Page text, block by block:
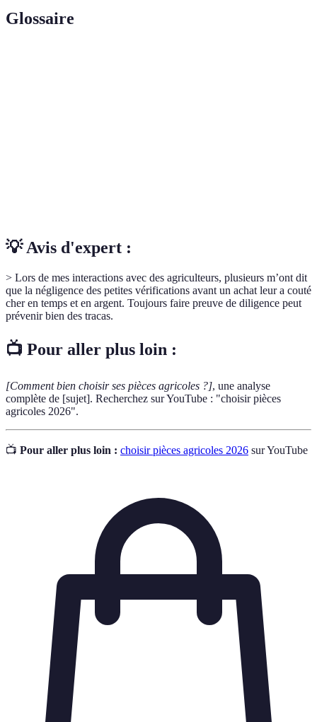
Glossaire
💡 Avis d'expert :
> Lors de mes interactions avec des agriculteurs, plusieurs m’ont dit
que la négligence des petites vérifications avant un achat leur a couté
cher en temps et en argent. Toujours faire preuve de diligence peut
prévenir bien des tracas.
📺 Pour aller plus loin :
[Comment bien choisir ses pièces agricoles ?], une analyse
complète de [sujet]. Recherchez sur YouTube : "choisir pièces
agricoles 2026".
📺 Pour aller plus loin : choisir pièces agricoles 2026 sur YouTube